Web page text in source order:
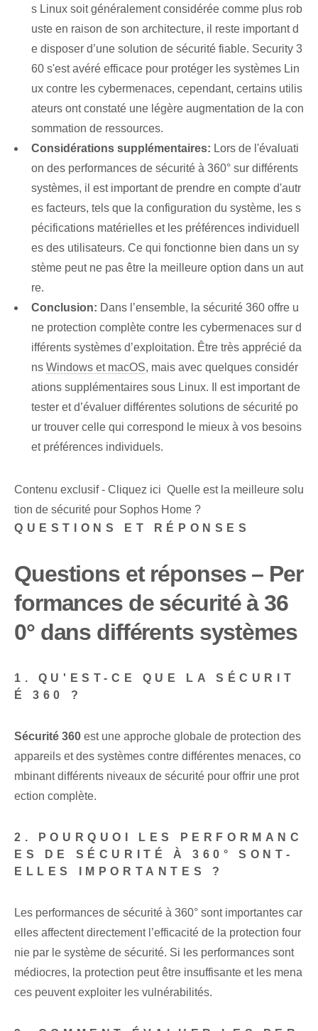
s Linux soit généralement considérée comme plus rob
uste en raison de son architecture, il reste important d
e disposer d’une solution de sécurité fiable. Security 3
60 s'est avéré efficace pour protéger les systèmes Lin
ux contre les cybermenaces, cependant, certains utilis
ateurs ont constaté une légère augmentation de la con
sommation de ressources.
Considérations supplémentaires: Lors de l'évaluati
on des performances de sécurité à 360° sur différents
systèmes, il est important de prendre en compte d'autr
es facteurs, tels que la configuration du système, les s
pécifications matérielles et les préférences individuell
es des utilisateurs. Ce qui fonctionne bien dans un sy
stème peut ne pas être la meilleure option dans un aut
re.
Conclusion: Dans l’ensemble, la sécurité 360 offre u
ne protection complète contre les cybermenaces sur d
ifférents systèmes d’exploitation. Être très apprécié da
ns Windows et macOS, mais avec quelques considér
ations supplémentaires sous Linux. Il est important de
tester et d’évaluer différentes solutions de sécurité po
ur trouver celle qui correspond le mieux à vos besoins
et préférences individuels.
Contenu exclusif - Cliquez ici Quelle est la meilleure solu
tion de sécurité pour Sophos Home ?
QUESTIONS ET RÉPONSES
Questions et réponses – Per
formances de sécurité à 36
0° dans différents systèmes
1. QU'EST-CE QUE LA SÉCURIT
É 360 ?
Sécurité 360 est une approche globale de protection des
appareils et des systèmes contre différentes menaces, co
mbinant différents niveaux de sécurité pour offrir une prot
ection complète.
2. POURQUOI LES PERFORMANC
ES DE SÉCURITÉ À 360° SONT-
ELLES IMPORTANTES ?
Les performances de sécurité à 360° sont importantes car
elles affectent directement l’efficacité de la protection four
nie par le système de sécurité. Si les performances sont
médiocres, la protection peut être insuffisante et les mena
ces peuvent exploiter les vulnérabilités.